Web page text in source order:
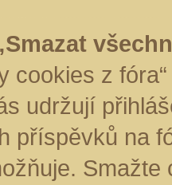
cookies z
udržují
příspěvků na